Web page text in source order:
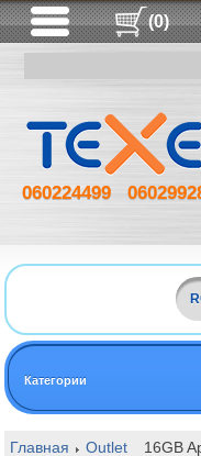
(0)
060224499
Категории
Главная Outlet 16GB